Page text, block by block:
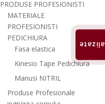
PRODUSE PROFESIONISTI
MATERIALE
PROFESIONISTI
PEDICHIURA
Fasa elastica
Kinesio Tape Pedichiura
Manusi NITRIL
Produse Profesionale
Oferte